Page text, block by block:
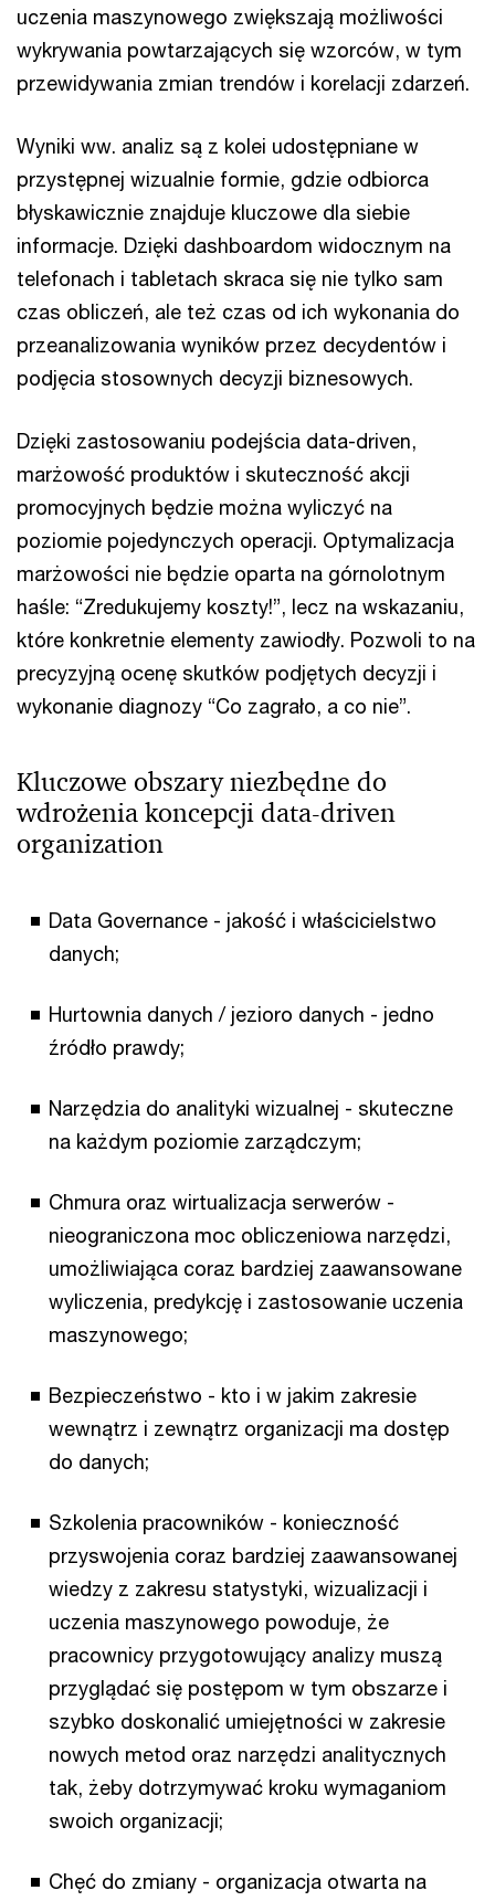
uczenia maszynowego zwiększają możliwości
wykrywania powtarzających się wzorców, w tym
przewidywania zmian trendów i korelacji zdarzeń.
Wyniki ww. analiz są z kolei udostępniane w
przystępnej wizualnie formie, gdzie odbiorca
błyskawicznie znajduje kluczowe dla siebie
informacje. Dzięki dashboardom widocznym na
telefonach i tabletach skraca się nie tylko sam
czas obliczeń, ale też czas od ich wykonania do
przeanalizowania wyników przez decydentów i
podjęcia stosownych decyzji biznesowych.
Dzięki zastosowaniu podejścia data-driven,
marżowość produktów i skuteczność akcji
promocyjnych będzie można wyliczyć na
poziomie pojedynczych operacji. Optymalizacja
marżowości nie będzie oparta na górnolotnym
haśle: “Zredukujemy koszty!”, lecz na wskazaniu,
które konkretnie elementy zawiodły. Pozwoli to na
precyzyjną ocenę skutków podjętych decyzji i
wykonanie diagnozy “Co zagrało, a co nie”.
Kluczowe obszary niezbędne do
wdrożenia koncepcji data-driven
organization
Data Governance - jakość i właścicielstwo
danych;
Hurtownia danych / jezioro danych - jedno
źródło prawdy;
Narzędzia do analityki wizualnej - skuteczne
na każdym poziomie zarządczym;
Chmura oraz wirtualizacja serwerów -
nieograniczona moc obliczeniowa narzędzi,
umożliwiająca coraz bardziej zaawansowane
wyliczenia, predykcję i zastosowanie uczenia
maszynowego;
Bezpieczeństwo - kto i w jakim zakresie
wewnątrz i zewnątrz organizacji ma dostęp
do danych;
Szkolenia pracowników - konieczność
przyswojenia coraz bardziej zaawansowanej
wiedzy z zakresu statystyki, wizualizacji i
uczenia maszynowego powoduje, że
pracownicy przygotowujący analizy muszą
przyglądać się postępom w tym obszarze i
szybko doskonalić umiejętności w zakresie
nowych metod oraz narzędzi analitycznych
tak, żeby dotrzymywać kroku wymaganiom
swoich organizacji;
Chęć do zmiany - organizacja otwarta na